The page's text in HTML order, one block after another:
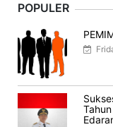
POPULER